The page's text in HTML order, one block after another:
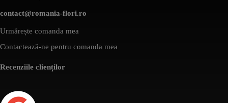
contact@romania-flori.ro
Urmărește comanda mea
Contactează-ne pentru comanda mea
Recenziile clienților